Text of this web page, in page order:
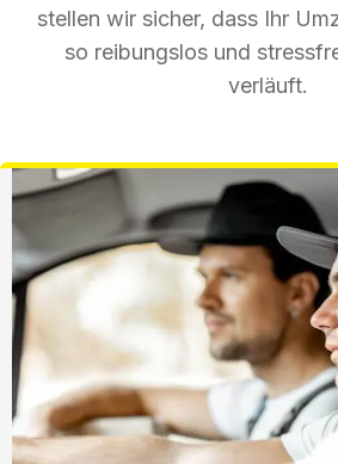
stellen wir sicher, dass Ihr
so reibungslos und
verläuft.